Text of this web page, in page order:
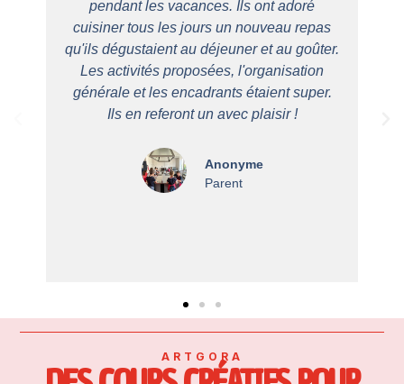
pendant les vacances. Ils ont adoré
cuisiner tous les jours un nouveau repas
qu'ils dégustaient au déjeuner et au goûter.
Les activités proposées, l'organisation
générale et les encadrants étaient super.
Ils en referont un avec plaisir !
Anonyme
Parent
ARTGORA